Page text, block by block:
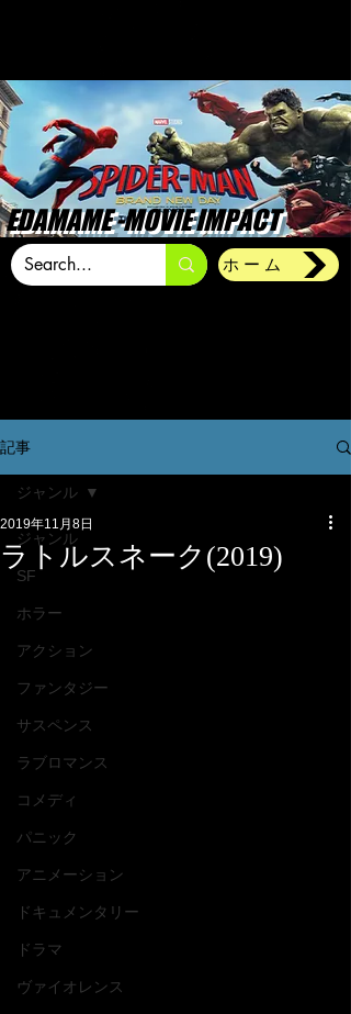
EDAMAME -MOVIE IMPACT
ホーム
記事
ジャンル
SF
ホラー
アクション
ファンタジー
サスペンス
ラブロマンス
コメディ
パニック
アニメーション
ドキュメンタリー
ドラマ
ヴァイオレンス
ジャンル
ラトルスネーク(2019)
2019年11月8日